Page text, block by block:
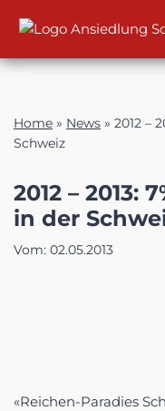
Inhalt
Home » News » 2012 –
Schweiz
2012 – 2013:
in der
Vom: 02.05.2013
«Reichen-Paradies